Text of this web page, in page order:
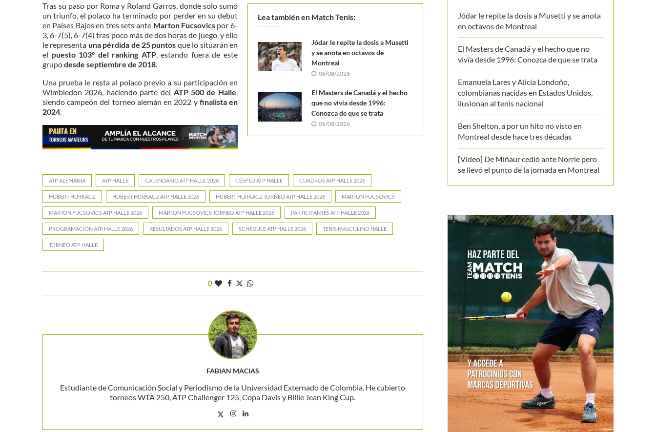
Lea también en Match Tenis:
Jódar le repite la dosis a Musetti
y se anota en octavos de
Montreal
06/08/2026
El Masters de Canadá y el hecho
que no vivía desde 1996:
Conozca de que se trata
06/08/2026
Tras su paso por Roma y Roland Garros, donde solo sumó
un triunfo, el polaco ha terminado por perder en su debut
en Países Bajos en tres sets ante Marton Fucsovics por 6-
3, 6-7(5), 6-7(4) tras poco más de dos horas de juego, y ello
le representa una pérdida de 25 puntos que lo situarán en
el puesto 103° del ranking ATP, estando fuera de este
grupodesde septiembre de 2018
Una prueba le resta al polaco previo a su participación en
Wimbledon 2026, haciendo parte del ATP 500 de Halle
siendo campeón del torneo alemán en 2022 yfinalista en
2024
ATP ALEMANIA ATP HALLE CALENDARIO ATP HALLE 2026 CÉSPED ATP HALLE CUADROS ATP HALLE 2026
HUBERT HURKACZ HUBERT HURKACZ ATP HALLE 2026 HUBERT HURKACZ TORNEO ATP HALLE 2026 MARTON FUCSOVICS
MARTON FUCSOVICS ATP HALLE 2026 MARTON FUCSOVICS TORNEO ATP HALLE 2026 PARTICIPANTES ATP HALLE 2026
PROGRAMACIÓN ATP HALLE 2026 RESULTADOS ATP HALLE 2026 SCHEDULE ATP HALLE 2026 TENIS MASCULINO HALLE
TORNEO ATP HALLE
0
FABIAN MACIAS
Estudiante de Comunicación Social y Periodismo de la Universidad Externado de Colombia. He cubierto
torneos WTA 250, ATP Challenger 125, Copa Davis y Billie Jean King Cup.
Jódar le repite la dosis a Musetti y se anota
en octavos de Montreal
El Masters de Canadá y el hecho que no
vivía desde 1996: Conozca de que se trata
Emanuela Lares y Alicia Londoño,
colombianas nacidas en Estados Unidos,
ilusionan al tenis nacional
Ben Shelton, a por un hito no visto en
Montreal desde hace tres décadas
[Video] De Miñaur cedió ante Norrie pero
se llevó el punto de la jornada en Montreal